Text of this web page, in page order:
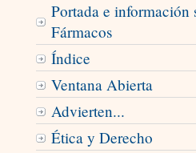
Portada e información
Fármacos
Índice
Ventana Abierta
Advierten...
Ética y Derecho